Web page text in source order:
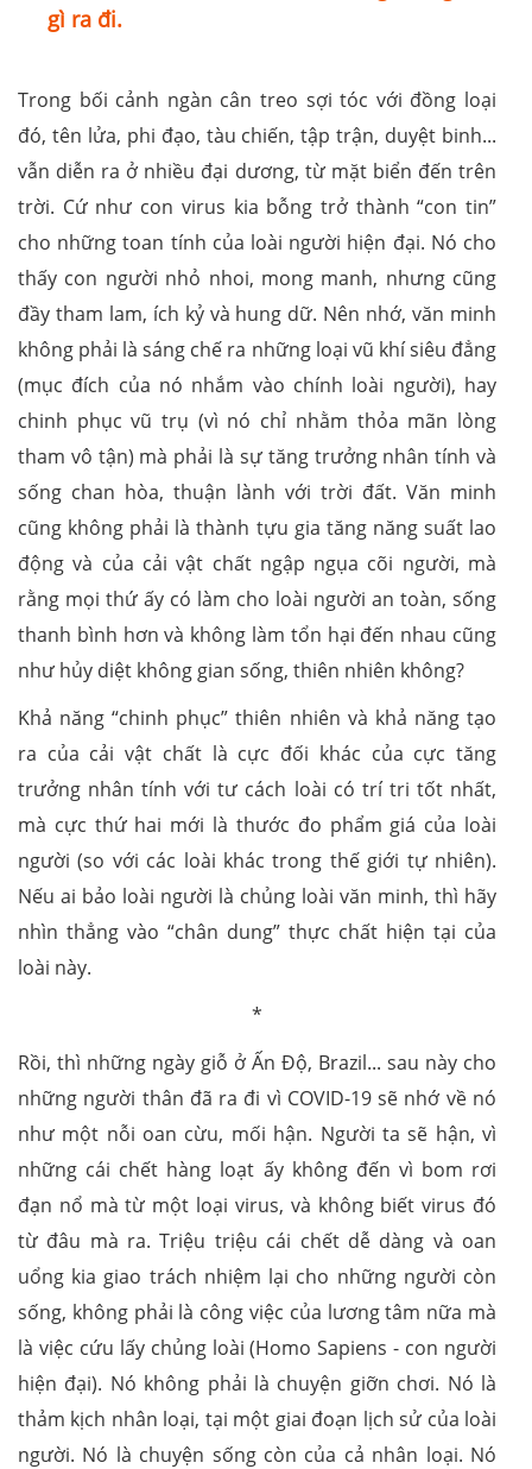
gì ra đi.
Trong bối cảnh ngàn cân treo sợi tóc với đồng loại
đó, tên lửa, phi đạo, tàu chiến, tập trận, duyệt binh...
vẫn diễn ra ở nhiều đại dương, từ mặt biển đến trên
trời. Cứ như con virus kia bỗng trở thành “con tin”
cho những toan tính của loài người hiện đại. Nó cho
thấy con người nhỏ nhoi, mong manh, nhưng cũng
đầy tham lam, ích kỷ và hung dữ. Nên nhớ, văn minh
không phải là sáng chế ra những loại vũ khí siêu đẳng
(mục đích của nó nhắm vào chính loài người), hay
chinh phục vũ trụ (vì nó chỉ nhằm thỏa mãn lòng
tham vô tận) mà phải là sự tăng trưởng nhân tính và
sống chan hòa, thuận lành với trời đất. Văn minh
cũng không phải là thành tựu gia tăng năng suất lao
động và của cải vật chất ngập ngụa cõi người, mà
rằng mọi thứ ấy có làm cho loài người an toàn, sống
thanh bình hơn và không làm tổn hại đến nhau cũng
như hủy diệt không gian sống, thiên nhiên không?
Khả năng “chinh phục” thiên nhiên và khả năng tạo
ra của cải vật chất là cực đối khác của cực tăng
trưởng nhân tính với tư cách loài có trí tri tốt nhất,
mà cực thứ hai mới là thước đo phẩm giá của loài
người (so với các loài khác trong thế giới tự nhiên).
Nếu ai bảo loài người là chủng loài văn minh, thì hãy
nhìn thẳng vào “chân dung” thực chất hiện tại của
loài này.
*
Rồi, thì những ngày giỗ ở Ấn Độ, Brazil... sau này cho
những người thân đã ra đi vì COVID-19 sẽ nhớ về nó
như một nỗi oan cừu, mối hận. Người ta sẽ hận, vì
những cái chết hàng loạt ấy không đến vì bom rơi
đạn nổ mà từ một loại virus, và không biết virus đó
từ đâu mà ra. Triệu triệu cái chết dễ dàng và oan
uổng kia giao trách nhiệm lại cho những người còn
sống, không phải là công việc của lương tâm nữa mà
là việc cứu lấy chủng loài (Homo Sapiens - con người
hiện đại). Nó không phải là chuyện giỡn chơi. Nó là
thảm kịch nhân loại, tại một giai đoạn lịch sử của loài
người. Nó là chuyện sống còn của cả nhân loại. Nó